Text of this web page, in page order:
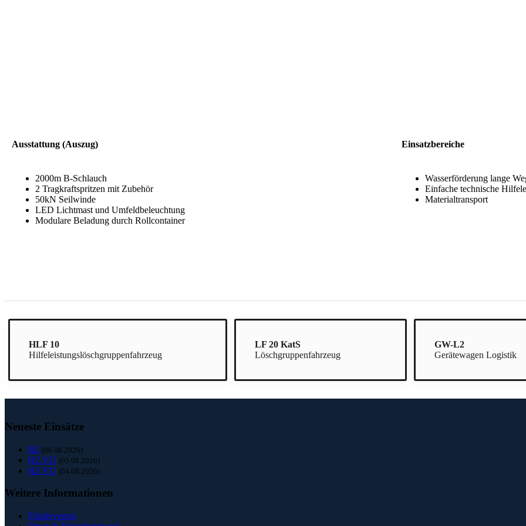
Ausstattung (Auszug)
2000m B-Schlauch
2 Tragkraftspritzen mit Zubehör
50kN Seilwinde
LED Lichtmast und Umfeldbeleuchtung
Modulare Beladung durch Rollcontainer
Einsatzbereiche
Wasserförderung lange
Einfache technische
Materialtransport
HLF 10
Hilfeleistungslöschgruppenfahrzeug
LF 20 KatS
Löschgruppenfahrzeug
GW-L2
Gerätewagen Logistik
Neueste Einsätze
B2 (06.08.2026)
H2 VU (05.08.2026)
H2 VU (04.08.2026)
Weitere Informationen
Förderverein